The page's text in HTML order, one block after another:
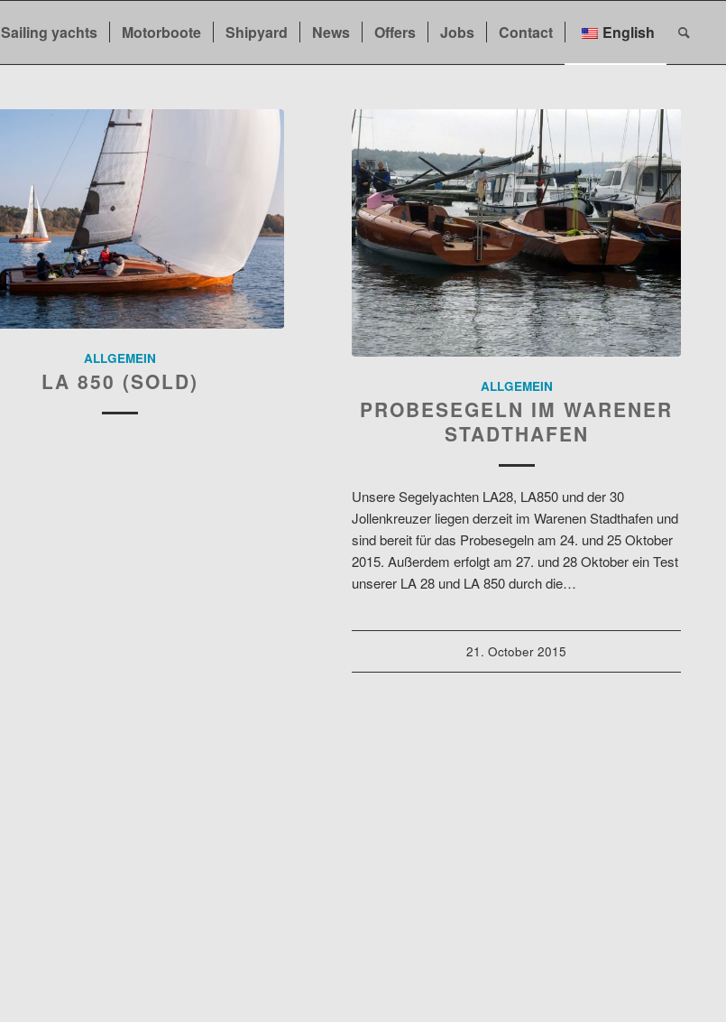
Sailing yachts Motorboote Shipyard News Offers Jobs Contact English
ALLGEMEIN
LA 850 (SOLD) ALLGEMEIN
PROBESEGELN IM WARENER
STADTHAFEN
Unsere Segelyachten LA28, LA850 und der 30
Jollenkreuzer liegen derzeit im Warenen Stadthafen und
sind bereit für das Probesegeln am 24. und 25 Oktober
2015. Außerdem erfolgt am 27. und 28 Oktober ein Test
unserer LA 28 und LA 850 durch die…
21. October 2015